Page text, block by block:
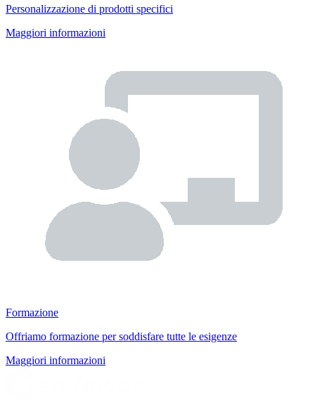
Personalizzazione di prodotti specifici
Maggiori informazioni
Formazione
Offriamo formazione per soddisfare tutte le esigenze
Maggiori informazioni